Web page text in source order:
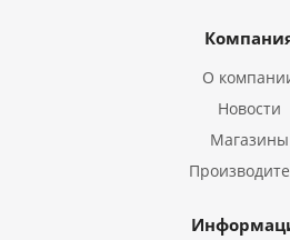
О
Новости
Магазины